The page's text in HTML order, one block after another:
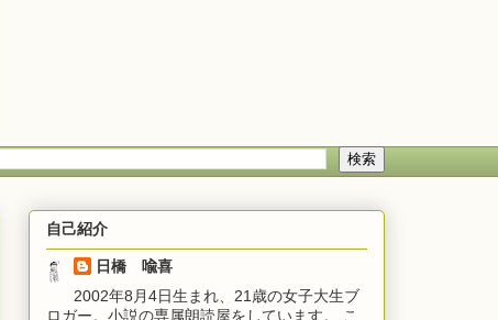
自己紹介
日橋 喩喜
2002年8月4日生まれ、21歳の女子大生ブ
ロガー。小説の専属朗読屋をしています。 こ